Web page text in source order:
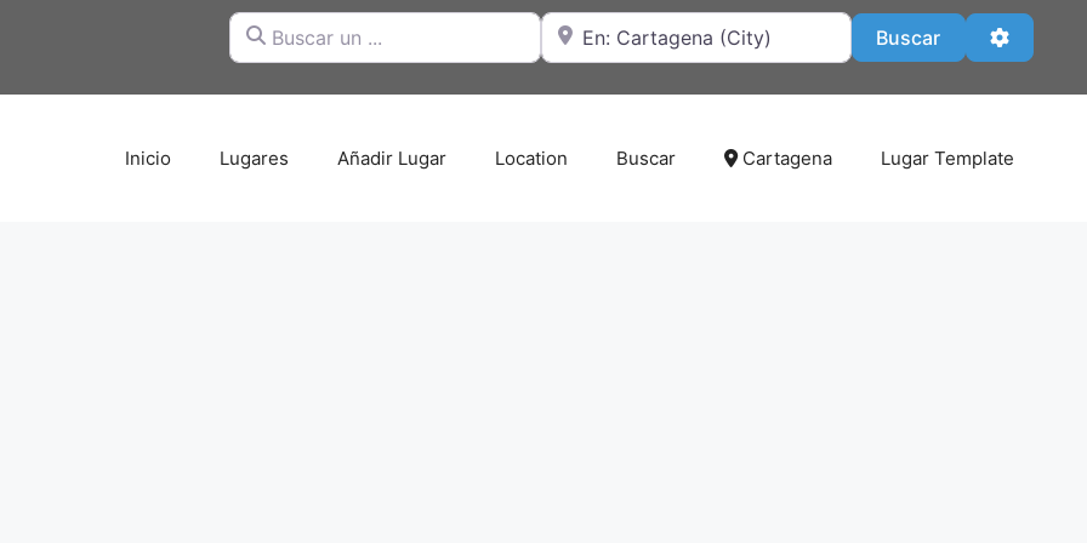
Buscar un ... Cerca de BuscarBuscar
Inicio Lugares Añadir Lugar Location Buscar Cartagena Lugar Template